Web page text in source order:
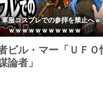
服コスプレでの参拝を禁止へｗ
ｗｗｗｗｗｗｗｗｗｗｗ
ビル・マー「ＵＦＯ
論者」